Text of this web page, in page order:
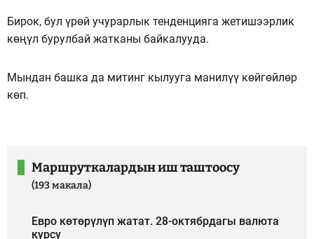
Бирок, бул үрөй учурарлык тенденцияга жетишээрлик
көңүл бурулбай жатканы байкалууда.
Мындан башка да митинг кылууга манилүү көйгөйлөр
көп.
Маршруткалардын иш таштоосу
(193 макала)
Евро көтөрүлүп жатат. 28-октябрдагы валюта
курсу